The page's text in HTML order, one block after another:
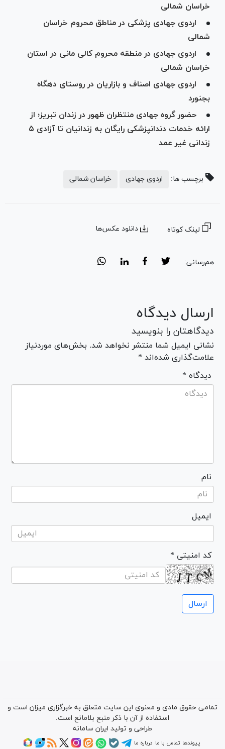
خراسان شمالی‎‎
اردوی جهادی پزشکی در مناطق محروم خراسان
شمالی
اردوی جهادی در منطقه محروم کالی مانی در استان
خراسان شمالی‎
اردوی جهادی اصناف و بازاریان در روستای دهگاه
بجنورد
حضور گروه جهادی منتظران ظهور در زندان تبریز؛ از
ارائه خدمات دندانپزشکی رایگان به زندانیان تا آزادی ۵
زندانی غیر عمد
برچسب ها: اردوی جهادی خراسان شمالی
لینک کوتاه دانلود عکس‌ها
هم‌رسانی:
ارسال دیدگاه
دیدگاهتان را بنویسید
نشانی ایمیل شما منتشر نخواهد شد. بخش‌های موردنیاز
علامت‌گذاری شده‌اند *
* دیدگاه
نام
ایمیل
* کد امنیتی
تمامی حقوق مادی و معنوی این سایت متعلق به خبرگزاری میزان است و
استفاده از آن با ذکر منبع بلامانع است.
طراحی و تولید ایران سامانه
پیوندها تماس با ما درباره ما